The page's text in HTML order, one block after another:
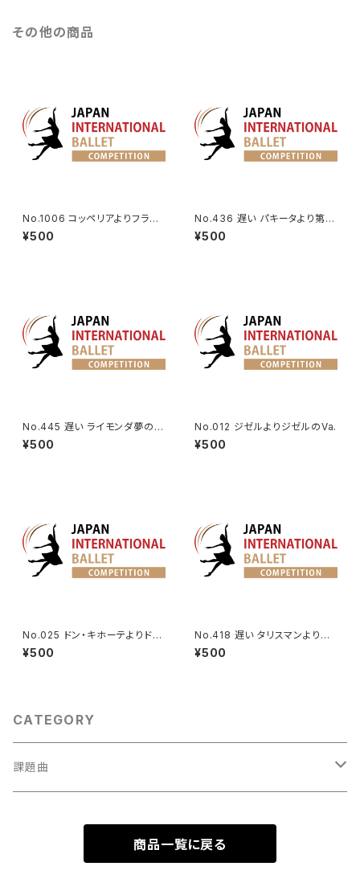
その他の商品
No.1006 コッペリアよりフラン
ツのVa.
¥500
No.436 遅い パキータより第3
Va.
¥500
No.445 遅い ライモンダ夢の場
より女性Va.
¥500
No.012 ジゼルよりジゼルのVa.
¥500
No.025 ドン・キホーテよりドル
シネアのVa.
¥500
No.418 遅い タリスマンより女
性Va.
¥500
CATEGORY
課題曲
商品一覧に戻る